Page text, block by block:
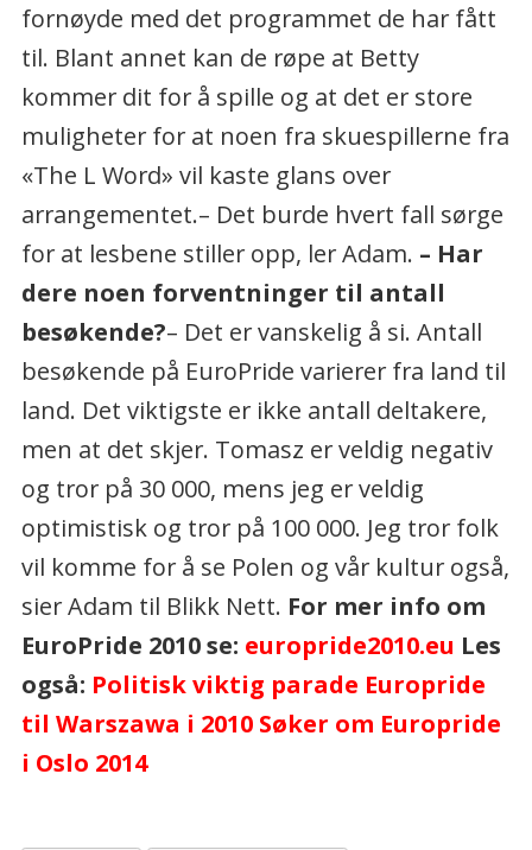
fornøyde med det programmet de har fått
til. Blant annet kan de røpe at Betty
kommer dit for å spille og at det er store
muligheter for at noen fra skuespillerne fra
«The L Word» vil kaste glans over
arrangementet.– Det burde hvert fall sørge
for at lesbene stiller opp, ler Adam. – Har
dere noen forventninger til antall
besøkende?– Det er vanskelig å si. Antall
besøkende på EuroPride varierer fra land til
land. Det viktigste er ikke antall deltakere,
men at det skjer. Tomasz er veldig negativ
og tror på 30 000, mens jeg er veldig
optimistisk og tror på 100 000. Jeg tror folk
vil komme for å se Polen og vår kultur også,
sier Adam til Blikk Nett. For mer info om
EuroPride 2010 se: europride2010.eu Les
også: Politisk viktig parade Europride
til Warszawa i 2010 Søker om Europride
i Oslo 2014